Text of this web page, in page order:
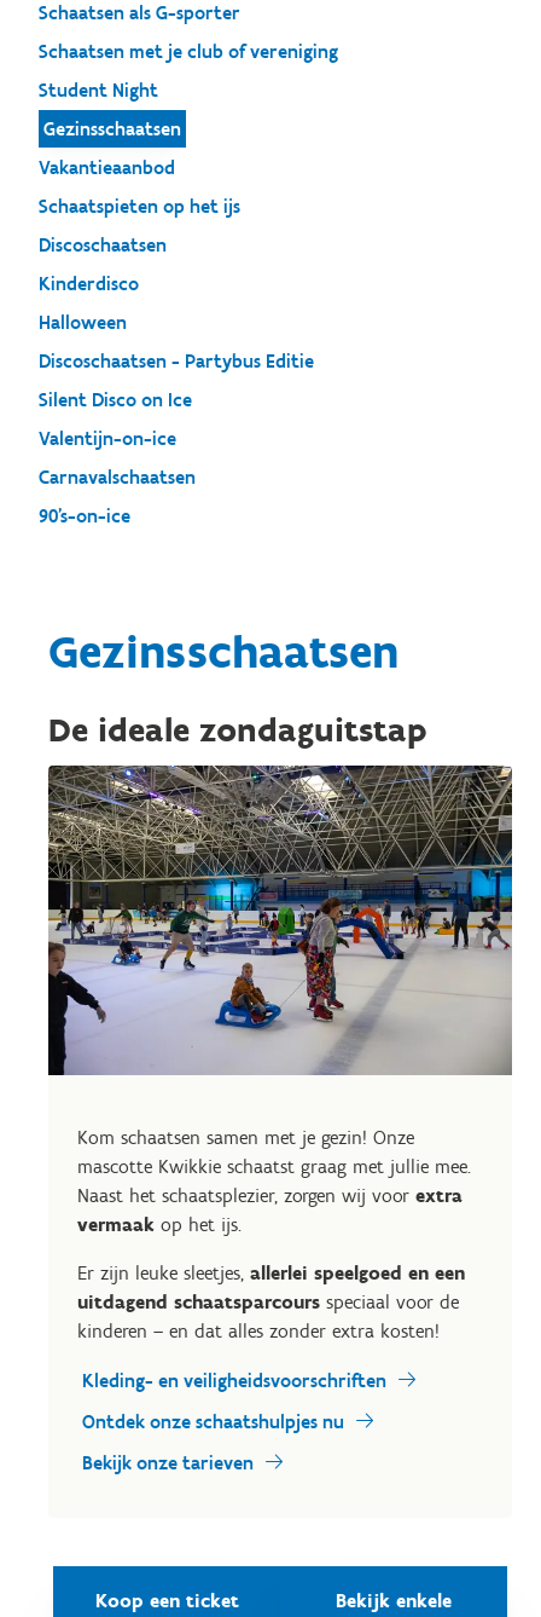
Schaatsen als G-sporter
Schaatsen met je club of vereniging
Student Night
Gezinsschaatsen
Vakantieaanbod
Schaatspieten op het ijs
Discoschaatsen
Kinderdisco
Halloween
Discoschaatsen - Partybus Editie
Silent Disco on Ice
Valentijn-on-ice
Carnavalschaatsen
90's-on-ice
Gezinsschaatsen
De ideale zondaguitstap
Kom schaatsen samen met je gezin! Onze
mascotte Kwikkie schaatst graag met jullie mee.
Naast het schaatsplezier, zorgen wij voor extra
vermaak op het ijs.
Er zijn leuke sleetjes, allerlei speelgoed en een
uitdagend schaatsparcours speciaal voor de
kinderen – en dat alles zonder extra kosten!
Kleding- en veiligheidsvoorschriften
Ontdek onze schaatshulpjes nu
Bekijk onze tarieven
Koop een ticket
Bekijk enkele